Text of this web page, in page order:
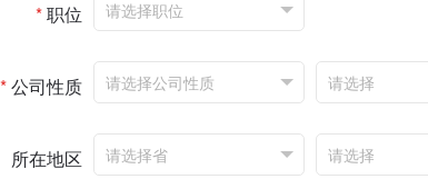
*职位
*公司性质
所在地区